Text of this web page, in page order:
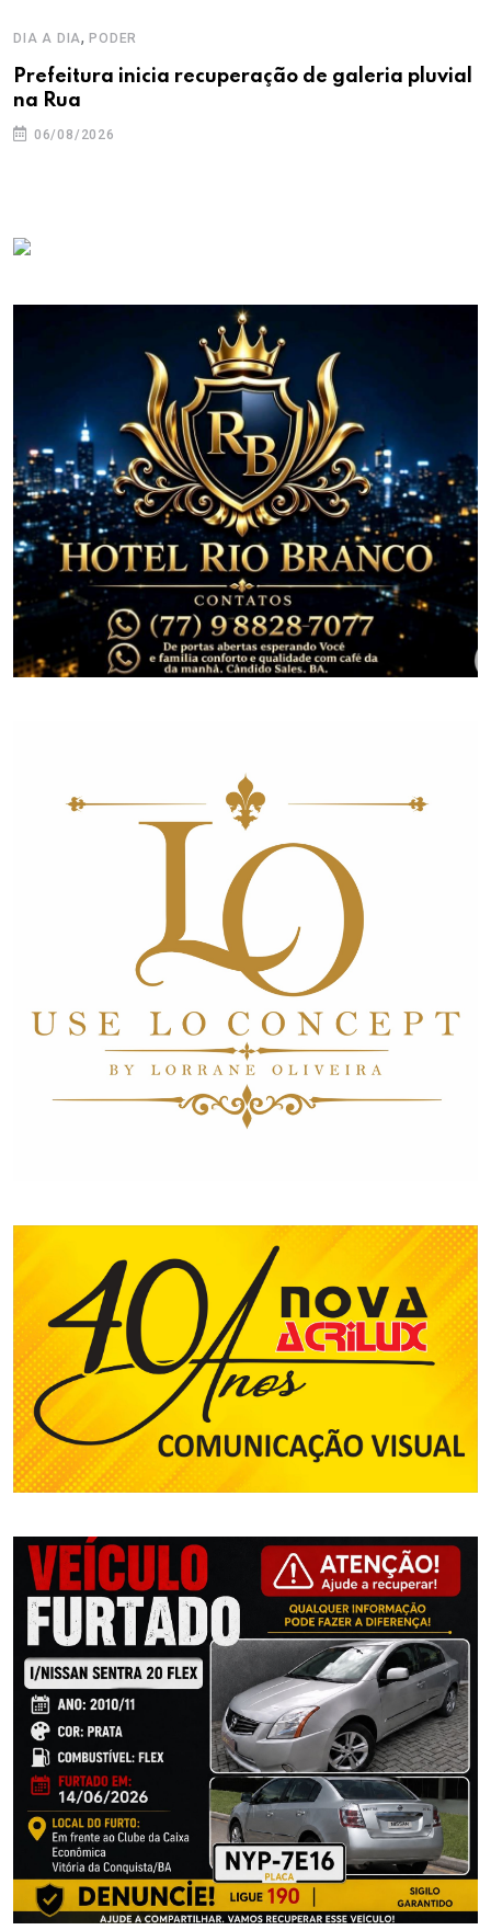
DIA A DIA,PODER
Prefeitura inicia recuperação de galeria pluvial
na Rua
06/08/2026